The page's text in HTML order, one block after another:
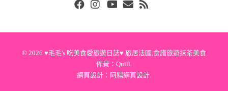
© 2026 ♥毛毛's 吃美食愛旅遊日誌♥ 旅居法國,食譜旅遊抹茶美食
佈景： Quill
網頁設計： 阿腸網頁設計